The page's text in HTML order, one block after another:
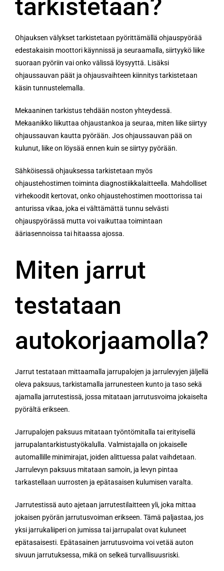
tarkistetaan?
Ohjauksen välykset tarkistetaan pyörittämällä ohjauspyörää
edestakaisin moottori käynnissä ja seuraamalla, siirtyykö liike
suoraan pyöriin vai onko välissä löysyyttä. Lisäksi
ohjaussauvan päät ja ohjausvaihteen kiinnitys tarkistetaan
käsin tunnustelemalla.
Mekaaninen tarkistus tehdään noston yhteydessä.
Mekaanikko liikuttaa ohjaustankoa ja seuraa, miten liike siirtyy
ohjaussauvan kautta pyörään. Jos ohjaussauvan pää on
kulunut, liike on löysää ennen kuin se siirtyy pyörään.
Sähköisessä ohjauksessa tarkistetaan myös
ohjaustehostimen toiminta diagnostiikkalaitteella. Mahdolliset
virhekoodit kertovat, onko ohjaustehostimen moottorissa tai
anturissa vikaa, joka ei välttämättä tunnu selvästi
ohjauspyörässä mutta voi vaikuttaa toimintaan
ääriasennoissa tai hitaassa ajossa.
Miten jarrut
testataan
autokorjaamolla?
Jarrut testataan mittaamalla jarrupalojen ja jarrulevyjen jäljellä
oleva paksuus, tarkistamalla jarrunesteen kunto ja taso sekä
ajamalla jarrutestissä, jossa mitataan jarrutusvoima jokaiselta
pyörältä erikseen.
Jarrupalojen paksuus mitataan työntömitalla tai erityisellä
jarrupalantarkistustyökalulla. Valmistajalla on jokaiselle
automallille minimirajat, joiden alittuessa palat vaihdetaan.
Jarrulevyn paksuus mitataan samoin, ja levyn pintaa
tarkastellaan uurrosten ja epätasaisen kulumisen varalta.
Jarrutestissä auto ajetaan jarrutestilaitteen yli, joka mittaa
jokaisen pyörän jarrutusvoiman erikseen. Tämä paljastaa, jos
yksi jarrukaliiperi on jumissa tai jarrupalat ovat kuluneet
epätasaisesti. Epätasainen jarrutusvoima voi vetää auton
sivuun jarrutuksessa, mikä on selkeä turvallisuusriski.